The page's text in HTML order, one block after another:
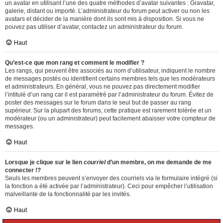
un avatar en utilisant l’une des quatre méthodes d’avatar suivantes : Gravatar,
galerie, distant ou importé. L’administrateur du forum peut activer ou non les
avatars et décider de la manière dont ils sont mis à disposition. Si vous ne
pouvez pas utiliser d’avatar, contactez un administrateur du forum.
Haut
Qu’est-ce que mon rang et comment le modifier ?
Les rangs, qui peuvent être associés au nom d’utilisateur, indiquent le nombre
de messages postés ou identifient certains membres tels que les modérateurs
et administrateurs. En général, vous ne pouvez pas directement modifier
l’intitulé d’un rang car il est paramétré par l’administrateur du forum. Évitez de
poster des messages sur le forum dans le seul but de passer au rang
supérieur. Sur la plupart des forums, cette pratique est rarement tolérée et un
modérateur (ou un administrateur) peut facilement abaisser votre compteur de
messages.
Haut
Lorsque je clique sur le lien courrield’un membre, on me demande de me
connecter !?
Seuls les membres peuvent s’envoyer des courriels via le formulaire intégré (si
la fonction a été activée par l’administrateur). Ceci pour empêcher l’utilisation
malveillante de la fonctionnalité par les invités.
Haut